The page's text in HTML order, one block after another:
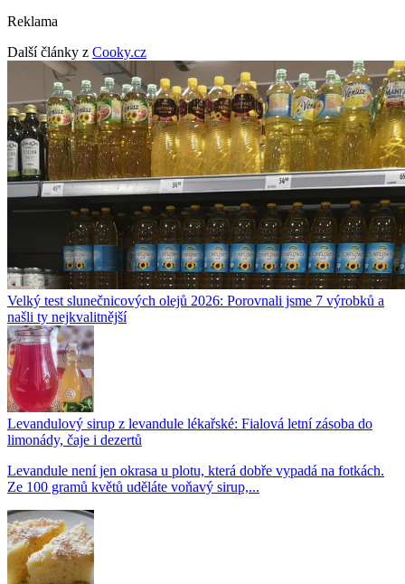
Reklama
Další články z Cooky.cz
Velký test slunečnicových olejů 2026: Porovnali jsme 7 výrobků a
našli ty nejkvalitnější
Levandulový sirup z levandule lékařské: Fialová letní zásoba do
limonády, čaje i dezertů
Levandule není jen okrasa u plotu, která dobře vypadá na fotkách.
Ze 100 gramů květů uděláte voňavý sirup,...